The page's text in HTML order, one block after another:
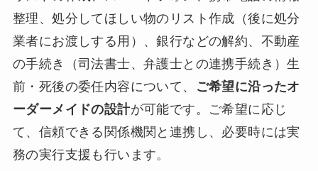
整理、処分してほしい物のリスト作成（後に処分
業者にお渡しする用）、銀行などの解約、不動産
の手続き（司法書士、弁護士との連携手続き）生
前・死後の委任内容について、
ご希望に沿ったオ
ーダーメイドの設計が可能です。ご希望に応じ
て、信頼できる関係機関と連携し、必要時には実
務の実行支援も行います。